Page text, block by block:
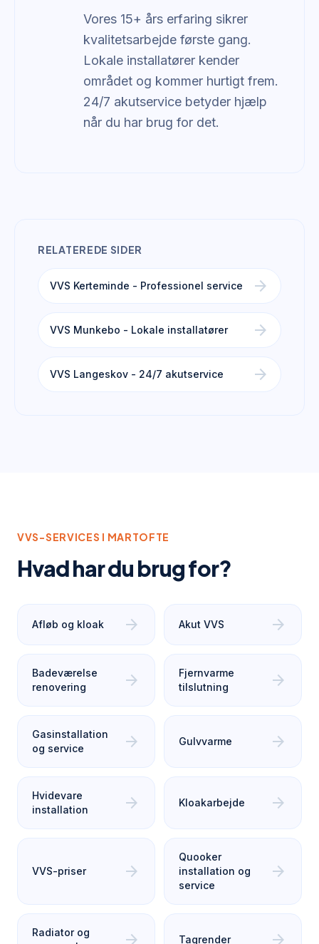
Vores 15+ års erfaring sikrer
kvalitetsarbejde første gang.
Lokale installatører kender
området og kommer hurtigt frem.
24/7 akutservice betyder hjælp
når du har brug for det.
RELATEREDE SIDER
VVS Kerteminde - Professionel service arrow_forward
VVS Munkebo - Lokale installatører arrow_forward
VVS Langeskov - 24/7 akutservice arrow_forward
VVS-SERVICES I MARTOFTE
Hvad har du brug for?
Afløb og kloak arrow_forward Akut VVS arrow_forward
Badeværelse
renovering
arrow_forward
Fjernvarme
tilslutning
arrow_forward
Gasinstallation
og service
arrow_forward Gulvvarme arrow_forward
Hvidevare
installation
arrow_forward Kloakarbejde arrow_forward
VVS-priser arrow_forward
Quooker
installation og
service
arrow_forward
Radiator og
arrow_forward Tagrender arrow_forward